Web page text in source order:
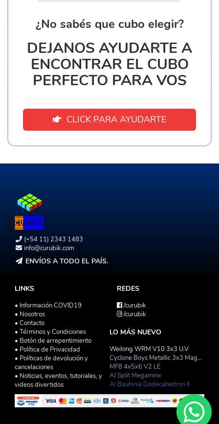
¿No sabés que cubo elegir?
DEJANOS AYUDARTE A
ENCONTRAR EL CUBO
PERFECTO PARA VOS
CLICK PARA AYUDARTE
(+54 11) 2343 1483
info@curubik.com
ENVÍOS A TODO EL PAÍS.
LINKS
• Información COVID19
• Nosotros
• Contacto
• Términos y Condiciones
• Botón de arrepentimiento
• Política de Privacidad
• Políticas de devolución y
cancelaciones
• Noticias, eventos, tutoriales, y
videos divertidos
REDES
/curubik
/curubik
LO MÁS NUEVO
Weilong WRM V10 3x3 U.V
Cyclone Boys Metallic 3x3 Magnetico Macaron
MF8 4x5x6 V2 LE
AJ Split Megaminx
AJ Bauhinia Dodecahedron II